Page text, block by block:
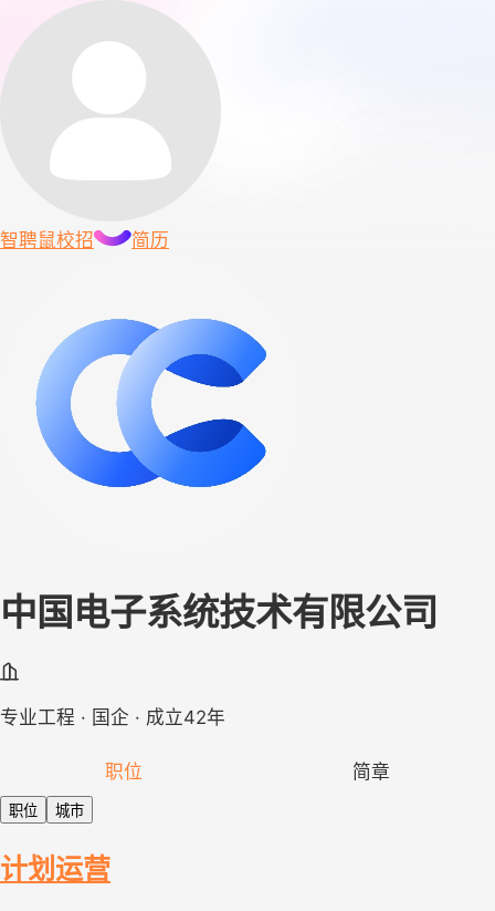
智聘鼠校招 简历
中国电子系统技术有限公司
专业工程 · 国企 · 成立42年
职位 简章
职位 城市
计划运营